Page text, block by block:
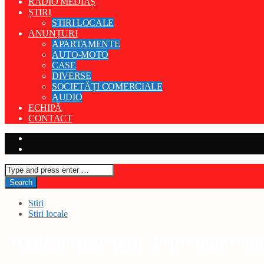
ȘTIRI
STIRI LOCALE
ANUNȚURI
APARTAMENTE
AUTO-MOTO
CASE
DIVERSE
SOCIETĂȚI COMERCIALE
AUDIO
ECHIPĂ
CONTACT
Stiri
Stiri locale